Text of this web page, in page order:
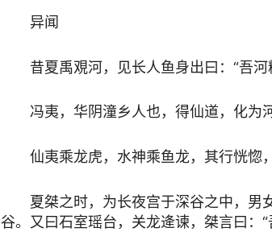
异闻
昔夏禹覌河，见长人鱼身出曰：“吾河
冯夷，华阴潼乡人也，得仙道，化为
仙夷乘龙虎，水神乘鱼龙，其行恍惚
夏桀之时，为长夜宫于深谷之中，男
谷。又曰石室瑶台，关龙逄谏，桀言曰：